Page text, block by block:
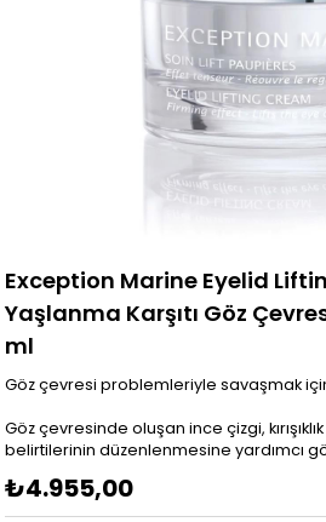
Exception Marine Eyelid
Yaşlanma Karşıtı Göz
ml
Göz çevresi problemleriyle savaşmak
Göz çevresinde oluşan ince çizgi,
belirtilerinin düzenlenmesine yardımcı
₺4.955,00